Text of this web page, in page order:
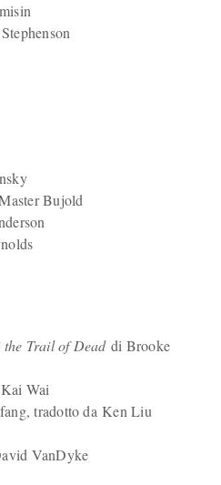
Bujold
Trail of Deaddi Brooke
Wai
tradotto da Ken Liu
VanDyke